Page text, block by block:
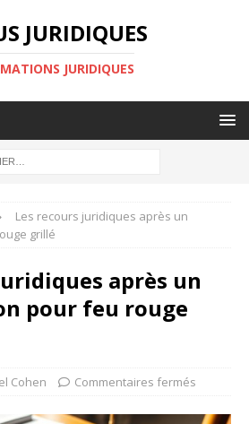
JURIDIQUES
JURIDIQUES
Les recours juridiques après un
grillé
après un
pour feu rouge
Cohen Commentaires fermés